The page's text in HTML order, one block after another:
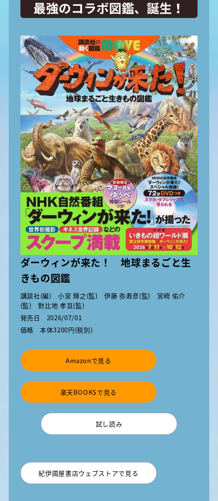
ダーウィンが来た！ 地球まるごと生
きもの図鑑
講談社(編) 小宮 輝之(監) 伊藤 弥寿彦(監) 宮崎 佑介
(監) 對比地 孝亘(監)
発売日
2026/07/01
価格
本体3200円(税別)
Amazonで見る
楽天BOOKSで見る
試し読み
紀伊國屋書店ウェブストアで見る